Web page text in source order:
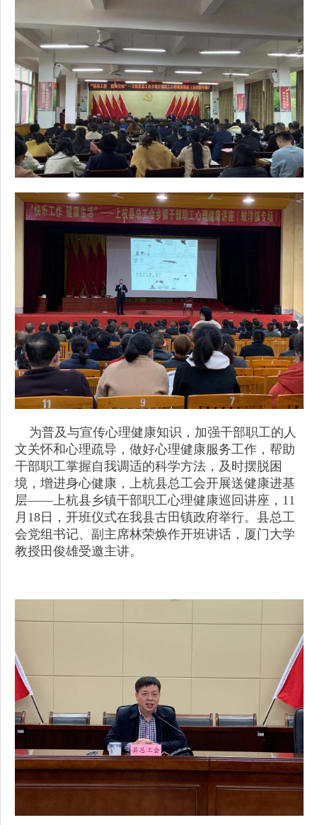
为普及与宣传心理健康知识，加强干部职工的人
文关怀和心理疏导，做好心理健康服务工作，帮助
干部职工掌握自我调适的科学方法，及时摆脱困
境，增进身心健康，上杭县总工会开展送健康进基
层——上杭县乡镇干部职工心理健康巡回讲座，11
月18日，开班仪式在我县古田镇政府举行。县总工
会党组书记、副主席林荣焕作开班讲话，厦门大学
教授田俊雄受邀主讲。